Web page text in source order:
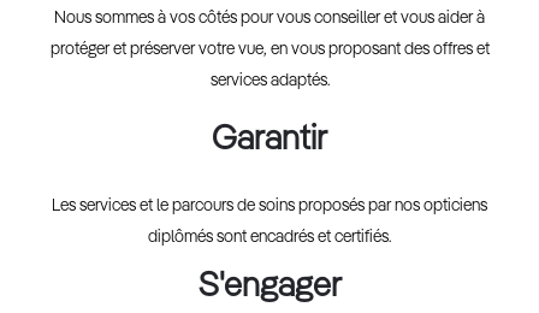
Nous sommes à vos côtés pour vous conseiller et vous aider à
protéger et préserver votre vue, en vous proposant des offres et
services adaptés.
Garantir
Les services et le parcours de soins proposés par nos opticiens
diplômés sont encadrés et certifiés.
S'engager